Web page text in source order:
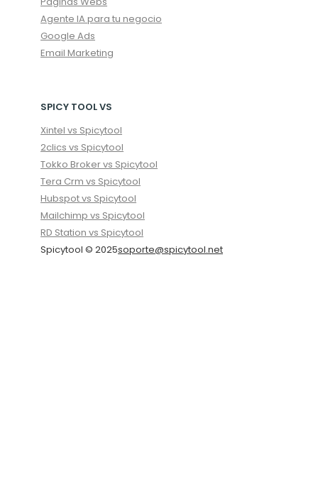
Agente IA para tu negocio
Google Ads
Email Marketing
SPICY TOOL VS
Xintel vs Spicytool
2clics vs Spicytool
Tokko Broker vs Spicytool
Tera Crm vs Spicytool
Hubspot vs Spicytool
Mailchimp vs Spicytool
RD Station vs Spicytool
Spicytool © 2025soporte@spicytool.net